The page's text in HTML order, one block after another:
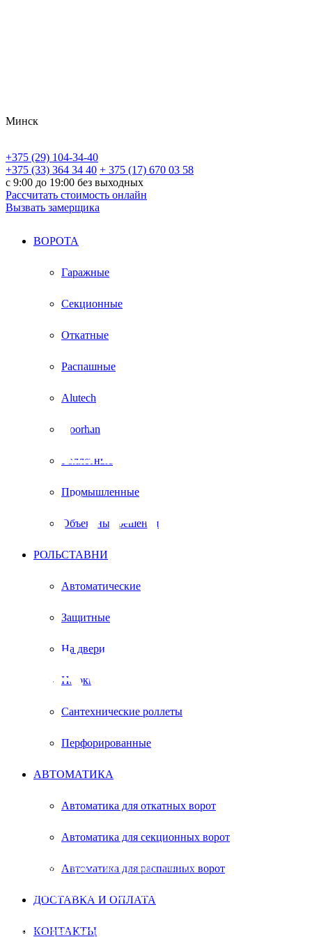
Минск
+375 (29) 104-34-40
+375 (33) 364 34 40 + 375 (17) 670 03 58
с 9:00 до 19:00 без выходных
Рассчитать стоимость онлайн
Вызвать замерщика
ВОРОТА
Гаражные
Секционные
Откатные
Распашные
Alutech
Doorhan
Роллетные
Промышленные
Объектные решения
РОЛЬСТАВНИ
Автоматические
Защитные
На двери
На окна
Сантехнические роллеты
Перфорированные
АВТОМАТИКА
Автоматика для откатных ворот
Автоматика для секционных ворот
Автоматика для распашных ворот
ДОСТАВКА И ОПЛАТА
КОНТАКТЫ
ВОРОТА
В
Секционные ворота нашли широкое
пользуются спросом на промышленных
секционные ворота? Изделия отличаются
повышенной безопасностью при эксплуатации,
удовлетворяет потребности клиента. Заказывая